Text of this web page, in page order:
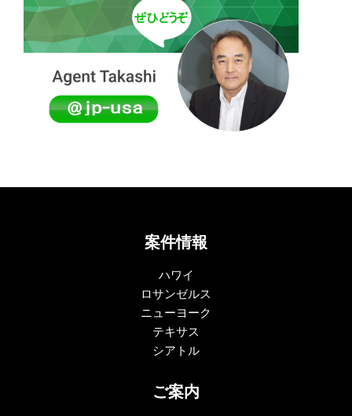
案件情報
ハワイ
ロサンゼルス
ニューヨーク
テキサス
シアトル
ご案内